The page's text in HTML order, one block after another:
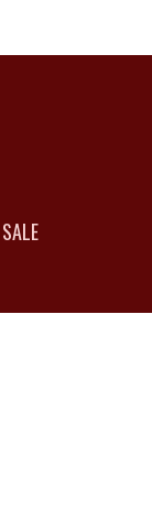
SALE